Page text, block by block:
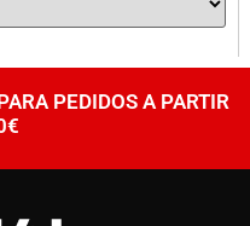
PEDIDOS A PARTIR